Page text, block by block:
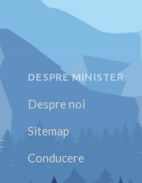
DESPRE MINISTER
Despre noi
Sitemap
Conducere